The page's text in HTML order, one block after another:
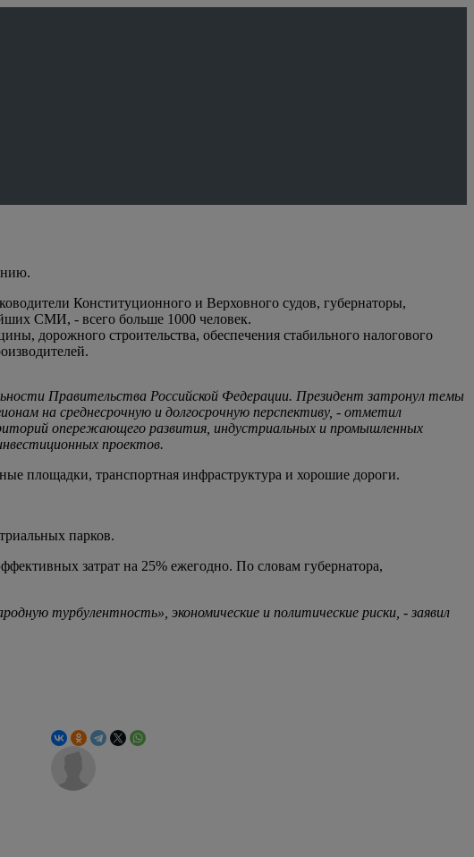
Конституционного и Верховного судов, губернаторы,
СМИ, - всего больше 1000 человек.
дорожного строительства, обеспечения стабильного налогового
Правительства Российской Федерации. Президент затронул темы
на среднесрочную и долгосрочную перспективу, - отметил
опережающего развития, индустриальных и промышленных
проектов.
площадки, транспортная инфраструктура и хорошие дороги.
парков.
затрат на 25% ежегодно. По словам губернатора,
турбулентность», экономические и политические риски, - заявил